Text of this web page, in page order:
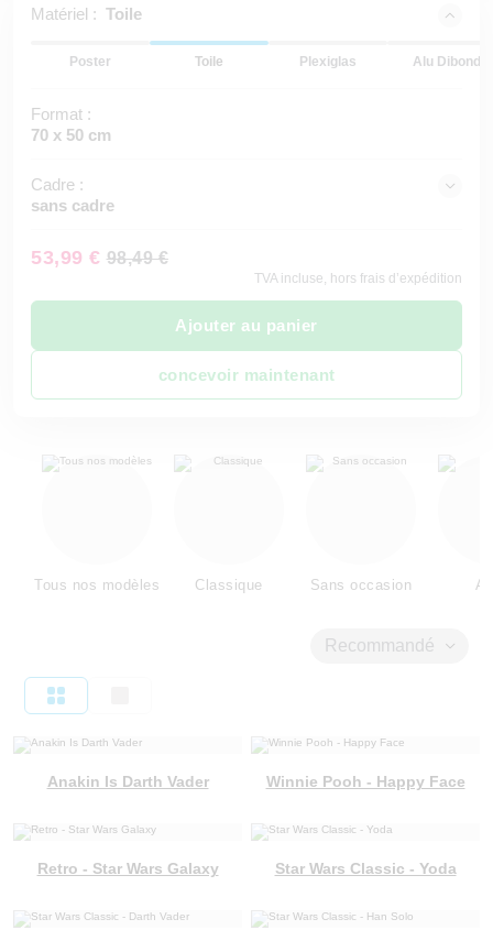
Matériel : Toile
Poster Toile Plexiglas Alu Dibond
Format :
70 x 50 cm
Cadre :
sans cadre
53,99 € 98,49 €
TVA incluse, hors frais d’expédition
Ajouter au panier
concevoir maintenant
Tous nos modèles Classique Sans occasion
Recommandé
Anakin Is Darth Vader Winnie Pooh - Happy Face
Retro - Star Wars Galaxy Star Wars Classic - Yoda